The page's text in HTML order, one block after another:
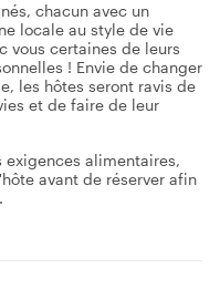
chacun avec un
locale au style de vie
vous certaines de leurs
! Envie de changer
les hôtes seront ravis de
et de faire de leur
exigences alimentaires,
avant de réserver afin